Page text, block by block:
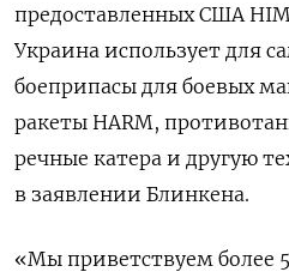
предоставленных США
Украина использует для
боеприпасы для боевых
ракеты HARM,
речные катера и другую
в заявлении Блинкена.
«Мы приветствуем более